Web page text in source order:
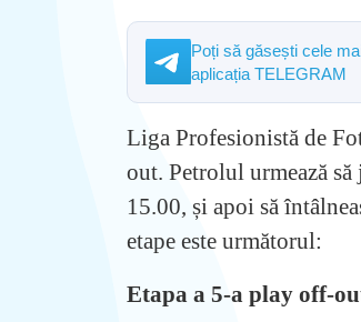
Poți să găsești cele
aplicația TELEGRAM
Liga Profesionistă de
out. Petrolul urmează
15.00, și apoi să
etape este următorul:
Etapa a 5-a play off-